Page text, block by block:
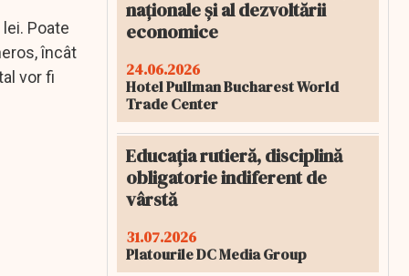
Poate
încât
vor fi
naționale și al dezvoltării
economice
24.06.2026
Hotel Pullman Bucharest World
Trade Center
Educația rutieră, disciplină
obligatorie indiferent de
vârstă
31.07.2026
Platourile DC Media Group